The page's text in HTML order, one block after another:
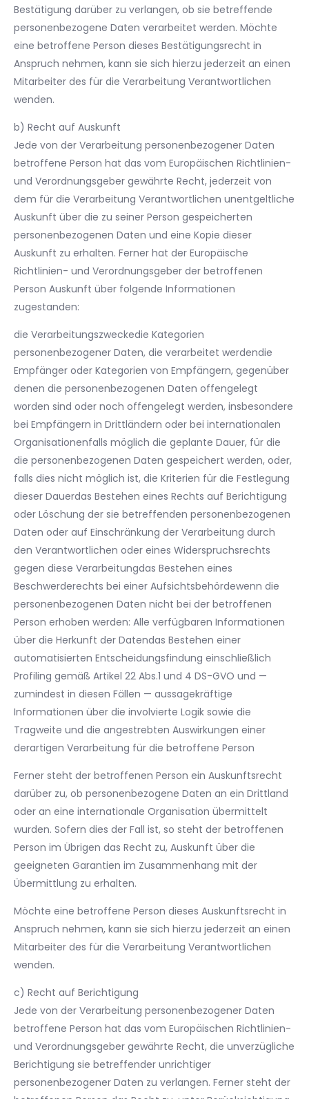
Bestätigung darüber zu verlangen, ob sie betreffende
personenbezogene Daten verarbeitet werden. Möchte
eine betroffene Person dieses Bestätigungsrecht in
Anspruch nehmen, kann sie sich hierzu jederzeit an einen
Mitarbeiter des für die Verarbeitung Verantwortlichen
wenden.
b) Recht auf Auskunft
Jede von der Verarbeitung personenbezogener Daten
betroffene Person hat das vom Europäischen Richtlinien-
und Verordnungsgeber gewährte Recht, jederzeit von
dem für die Verarbeitung Verantwortlichen unentgeltliche
Auskunft über die zu seiner Person gespeicherten
personenbezogenen Daten und eine Kopie dieser
Auskunft zu erhalten. Ferner hat der Europäische
Richtlinien- und Verordnungsgeber der betroffenen
Person Auskunft über folgende Informationen
zugestanden:
die Verarbeitungszweckedie Kategorien
personenbezogener Daten, die verarbeitet werdendie
Empfänger oder Kategorien von Empfängern, gegenüber
denen die personenbezogenen Daten offengelegt
worden sind oder noch offengelegt werden, insbesondere
bei Empfängern in Drittländern oder bei internationalen
Organisationenfalls möglich die geplante Dauer, für die
die personenbezogenen Daten gespeichert werden, oder,
falls dies nicht möglich ist, die Kriterien für die Festlegung
dieser Dauerdas Bestehen eines Rechts auf Berichtigung
oder Löschung der sie betreffenden personenbezogenen
Daten oder auf Einschränkung der Verarbeitung durch
den Verantwortlichen oder eines Widerspruchsrechts
gegen diese Verarbeitungdas Bestehen eines
Beschwerderechts bei einer Aufsichtsbehördewenn die
personenbezogenen Daten nicht bei der betroffenen
Person erhoben werden: Alle verfügbaren Informationen
über die Herkunft der Datendas Bestehen einer
automatisierten Entscheidungsfindung einschließlich
Profiling gemäß Artikel 22 Abs.1 und 4 DS-GVO und —
zumindest in diesen Fällen — aussagekräftige
Informationen über die involvierte Logik sowie die
Tragweite und die angestrebten Auswirkungen einer
derartigen Verarbeitung für die betroffene Person
Ferner steht der betroffenen Person ein Auskunftsrecht
darüber zu, ob personenbezogene Daten an ein Drittland
oder an eine internationale Organisation übermittelt
wurden. Sofern dies der Fall ist, so steht der betroffenen
Person im Übrigen das Recht zu, Auskunft über die
geeigneten Garantien im Zusammenhang mit der
Übermittlung zu erhalten.
Möchte eine betroffene Person dieses Auskunftsrecht in
Anspruch nehmen, kann sie sich hierzu jederzeit an einen
Mitarbeiter des für die Verarbeitung Verantwortlichen
wenden.
c) Recht auf Berichtigung
Jede von der Verarbeitung personenbezogener Daten
betroffene Person hat das vom Europäischen Richtlinien-
und Verordnungsgeber gewährte Recht, die unverzügliche
Berichtigung sie betreffender unrichtiger
personenbezogener Daten zu verlangen. Ferner steht der